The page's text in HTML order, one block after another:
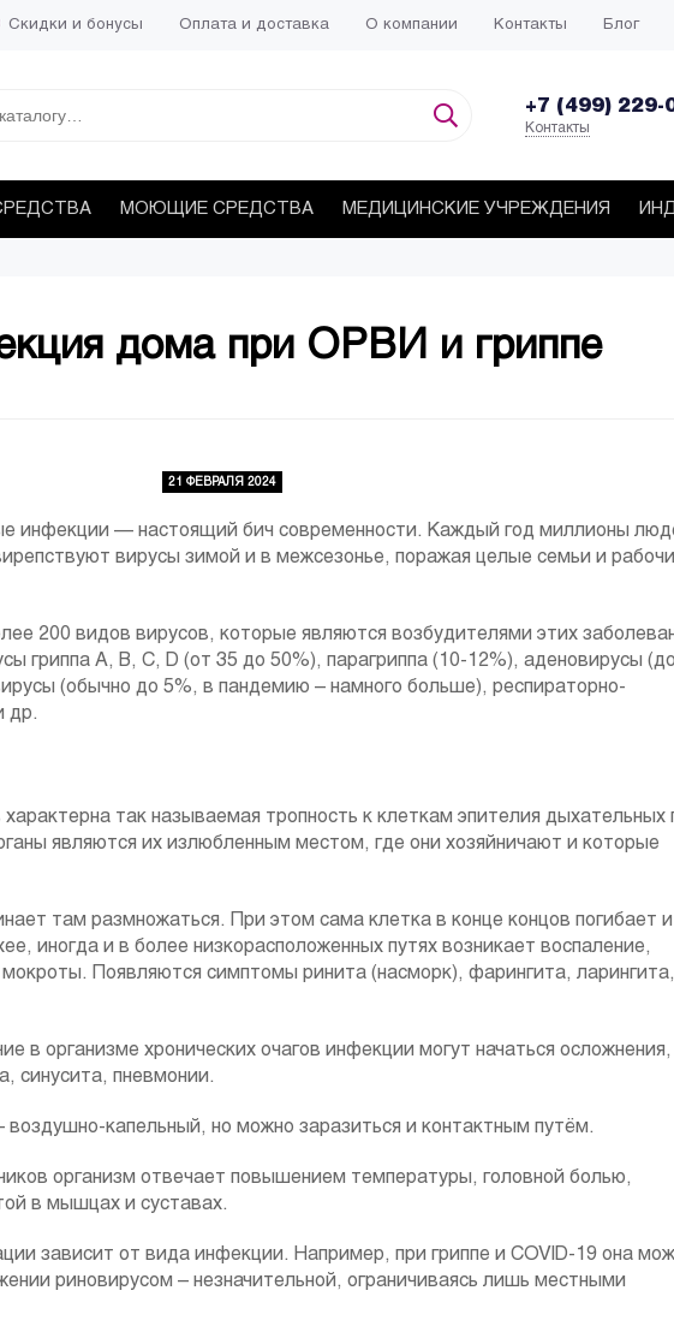
Скидки и бонусы Оплата и доставка О компании Контакты Блог
+7 (499) 229-
Контакты
МОЮЩИЕ СРЕДСТВА МЕДИЦИНСКИЕ УЧРЕЖДЕНИЯ
дома при ОРВИ и гриппе
21 ФЕВРАЛЯ 2024
инфекции — настоящий бич современности. Каждый год миллионы
вирусы зимой и в межсезонье, поражая целые семьи и
200 видов вирусов, которые являются возбудителями этих
гриппа А, B, C, D (от 35 до 50%), парагриппа (10-12%), аденовирусы
(обычно до 5%, в пандемию – намного больше), респираторно-
др.
так называемая тропность к клеткам эпителия дыхательных
являются их излюбленным местом, где они хозяйничают и которые
там размножаться. При этом сама клетка в конце концов погибает и
иногда и в более низкорасположенных путях возникает воспаление,
Появляются симптомы ринита (насморк), фарингита, ларингита,
в организме хронических очагов инфекции могут начаться осложнения,
синусита, пневмонии.
капельный, но можно заразиться и контактным путём.
организм отвечает повышением температуры, головной болью,
в мышцах и суставах.
зависит от вида инфекции. Например, при гриппе и COVID-19 она
риновирусом – незначительной, ограничиваясь лишь местными